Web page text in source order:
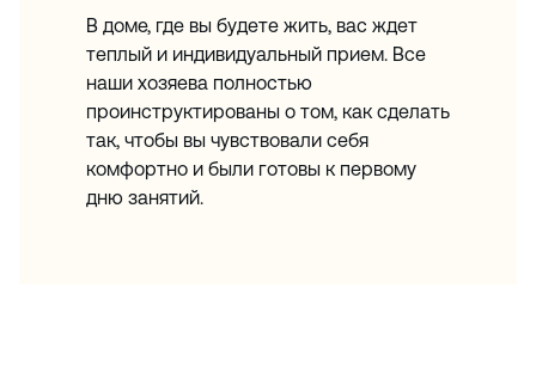
В доме, где вы будете жить, вас ждет
теплый и индивидуальный прием. Все
наши хозяева полностью
проинструктированы о том, как сделать
так, чтобы вы чувствовали себя
комфортно и были готовы к первому
дню занятий.